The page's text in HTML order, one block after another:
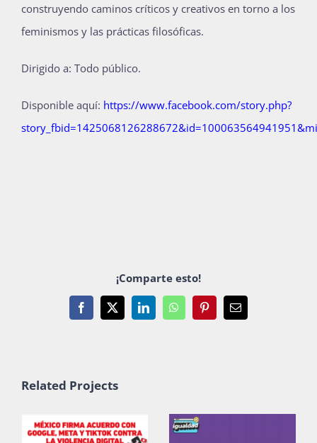
construyendo caminos críticos y creativos en torno a los
feminismos y las prácticas filosóficas.
Dirigido a: Todo público.
Disponible aquí: https://www.facebook.com/story.php?
¡Comparte esto!
Facebook
X LinkedInWhatsAppPinterestEmail
Related Projects